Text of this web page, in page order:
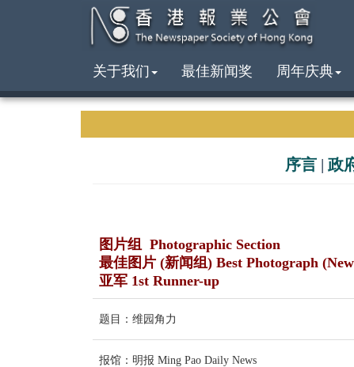
关于我们 最佳新闻奖 周年庆典
序言 | 政
图片组 Photographic Section
最佳图片 (新闻组) Best Photograph
亚军 1st Runner-up
题目：维园角力
报馆：明报 Ming Pao Daily News